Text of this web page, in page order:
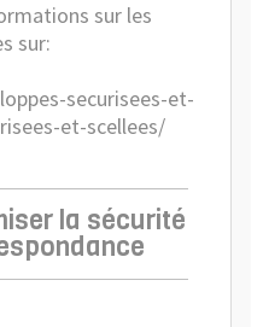
sur les
sur:
securisees-et-
et-scellees/
la sécurité